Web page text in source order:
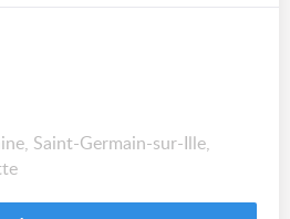
Saint-Germain-sur-Ille,